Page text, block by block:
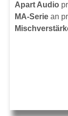
Apart Audio
MA-Serie an